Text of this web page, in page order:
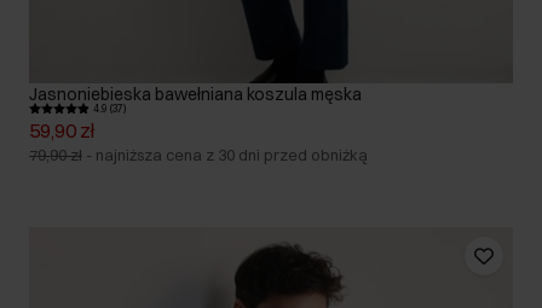
Jasnoniebieska bawełniana koszula męska
4.9 (37)
59,90 zł
79,90 zł - najniższa cena z 30 dni przed obniżką